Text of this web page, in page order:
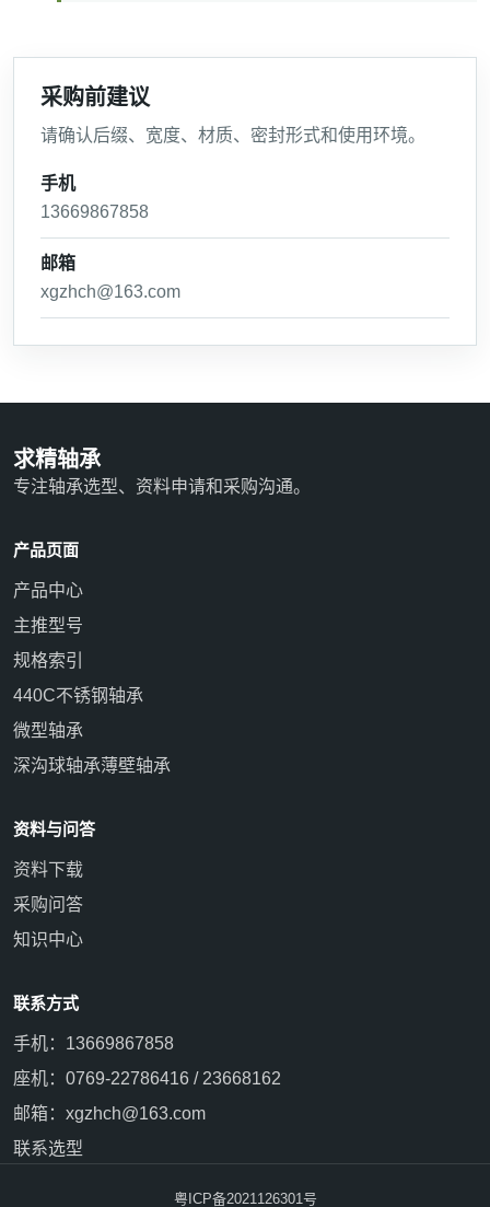
采购前建议
请确认后缀、宽度、材质、密封形式和使用环境。
手机
13669867858
邮箱
xgzhch@163.com
求精轴承
专注轴承选型、资料申请和采购沟通。
产品页面
产品中心
主推型号
规格索引
440C不锈钢轴承
微型轴承
深沟球轴承薄壁轴承
资料与问答
资料下载
采购问答
知识中心
联系方式
手机：13669867858
座机：0769-22786416 / 23668162
邮箱：xgzhch@163.com
联系选型
粤ICP备2021126301号